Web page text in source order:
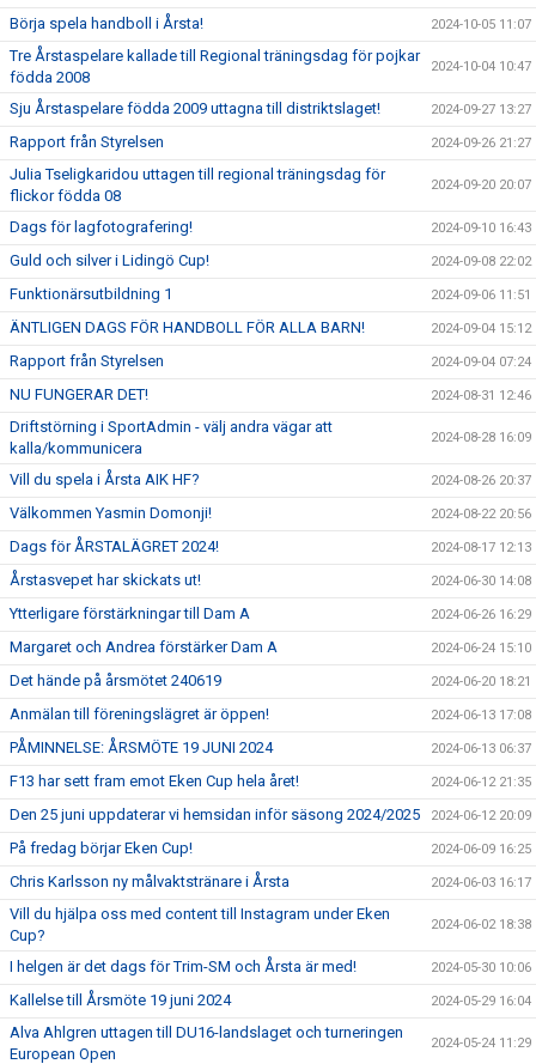
Börja spela handboll i Årsta! 2024-10-05 11:07
Tre Årstaspelare kallade till Regional träningsdag för pojkar
födda 2008
2024-10-04 10:47
Sju Årstaspelare födda 2009 uttagna till distriktslaget! 2024-09-27 13:27
Rapport från Styrelsen 2024-09-26 21:27
Julia Tseligkaridou uttagen till regional träningsdag för
flickor födda 08
2024-09-20 20:07
Dags för lagfotografering! 2024-09-10 16:43
Guld och silver i Lidingö Cup! 2024-09-08 22:02
Funktionärsutbildning 1 2024-09-06 11:51
ÄNTLIGEN DAGS FÖR HANDBOLL FÖR ALLA BARN! 2024-09-04 15:12
Rapport från Styrelsen 2024-09-04 07:24
NU FUNGERAR DET! 2024-08-31 12:46
Driftstörning i SportAdmin - välj andra vägar att
kalla/kommunicera
2024-08-28 16:09
Vill du spela i Årsta AIK HF? 2024-08-26 20:37
Välkommen Yasmin Domonji! 2024-08-22 20:56
Dags för ÅRSTALÄGRET 2024! 2024-08-17 12:13
Årstasvepet har skickats ut! 2024-06-30 14:08
Ytterligare förstärkningar till Dam A 2024-06-26 16:29
Margaret och Andrea förstärker Dam A 2024-06-24 15:10
Det hände på årsmötet 240619 2024-06-20 18:21
Anmälan till föreningslägret är öppen! 2024-06-13 17:08
PÅMINNELSE: ÅRSMÖTE 19 JUNI 2024 2024-06-13 06:37
F13 har sett fram emot Eken Cup hela året! 2024-06-12 21:35
Den 25 juni uppdaterar vi hemsidan inför säsong 2024/2025 2024-06-12 20:09
På fredag börjar Eken Cup! 2024-06-09 16:25
Chris Karlsson ny målvaktstränare i Årsta 2024-06-03 16:17
Vill du hjälpa oss med content till Instagram under Eken
Cup?
2024-06-02 18:38
I helgen är det dags för Trim-SM och Årsta är med! 2024-05-30 10:06
Kallelse till Årsmöte 19 juni 2024 2024-05-29 16:04
Alva Ahlgren uttagen till DU16-landslaget och turneringen
European Open
2024-05-24 11:29